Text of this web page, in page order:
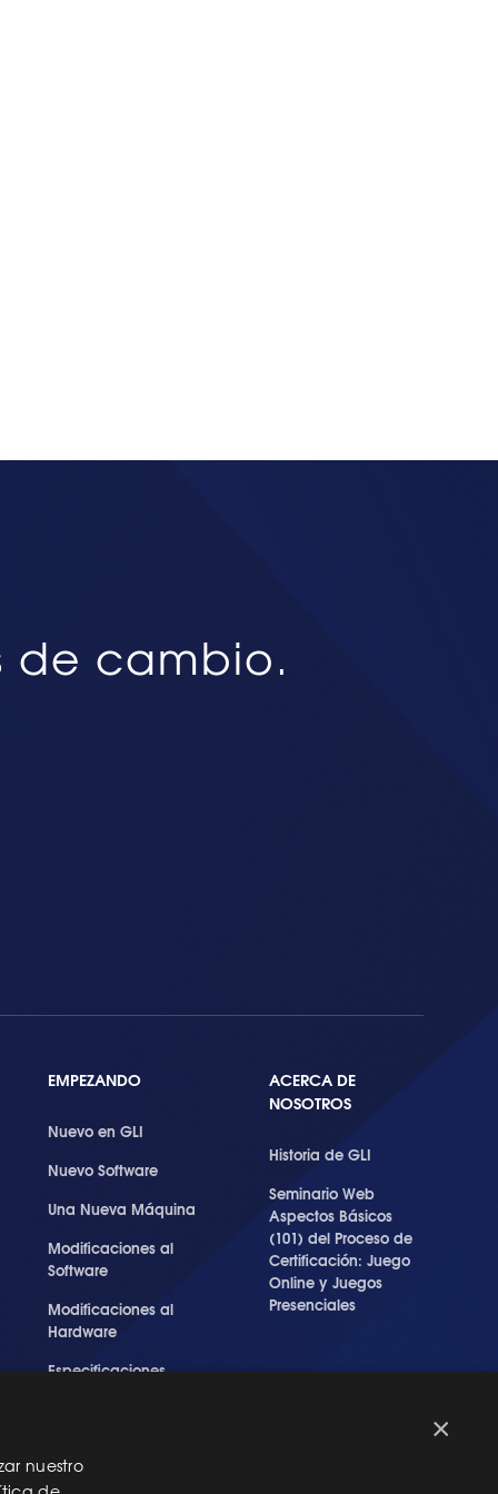
de cambio.
EMPEZANDO
Nuevo en GLI
Nuevo Software
Una Nueva Máquina
Modificaciones al
Software
Modificaciones al
Hardware
Especificaciones
ACERCA DE
NOSOTROS
Historia de GLI
Seminario Web
Aspectos Básicos
(101) del Proceso de
Certificación: Juego
Online y Juegos
Presenciales
×
nuestro